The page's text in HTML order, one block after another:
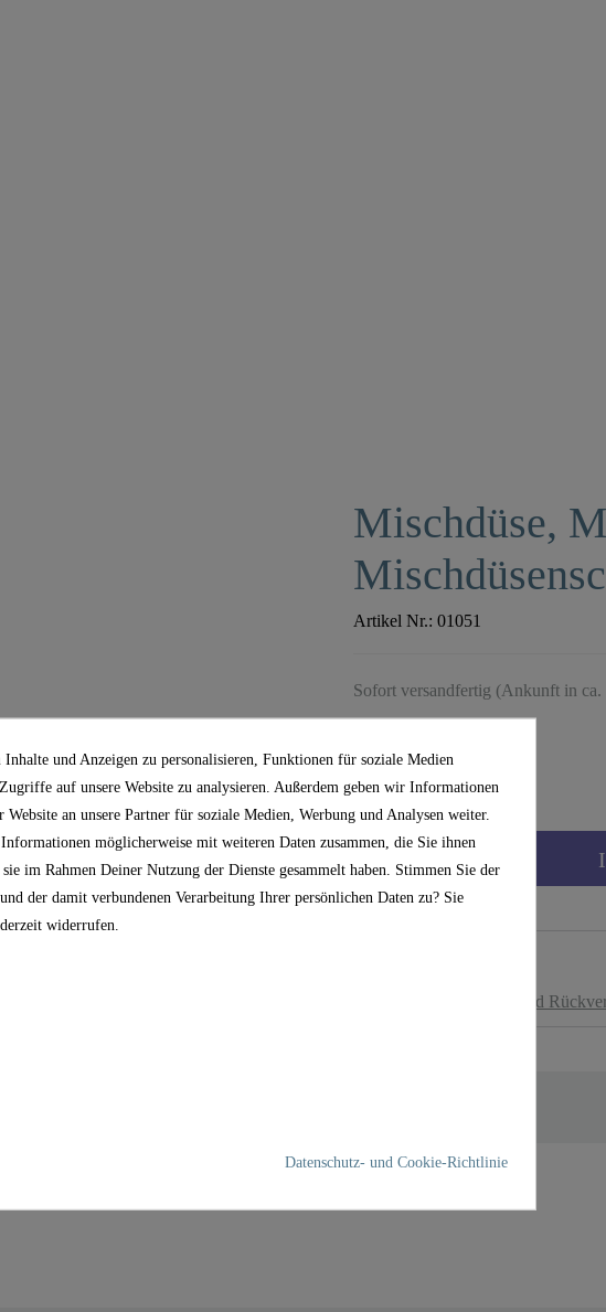
Mischdüse,
Artikel Nr.:01051
Sofort versandfertig (Ankunft in ca.
Kostenloser Versand und
- 01051
und Anzeigen zu personalisieren, Funktionen für soziale Medien
auf unsere Website zu analysieren. Außerdem geben wir Informationen
Website an unsere Partner für soziale Medien, Werbung und Analysen weiter.
möglicherweise mit weiteren Daten zusammen, die Sie ihnen
im Rahmen Deiner Nutzung der Dienste gesammelt haben. Stimmen Sie der
der damit verbundenen Verarbeitung Ihrer persönlichen Daten zu? Sie
widerrufen.
Datenschutz- und Cookie-Richtlinie